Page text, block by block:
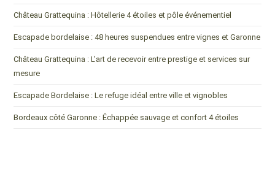
Château Grattequina : Hôtellerie 4 étoiles et pôle événementiel
Escapade bordelaise : 48 heures suspendues entre vignes et Garonne
Château Grattequina : L’art de recevoir entre prestige et services sur
mesure
Escapade Bordelaise : Le refuge idéal entre ville et vignobles
Bordeaux côté Garonne : Échappée sauvage et confort 4 étoiles